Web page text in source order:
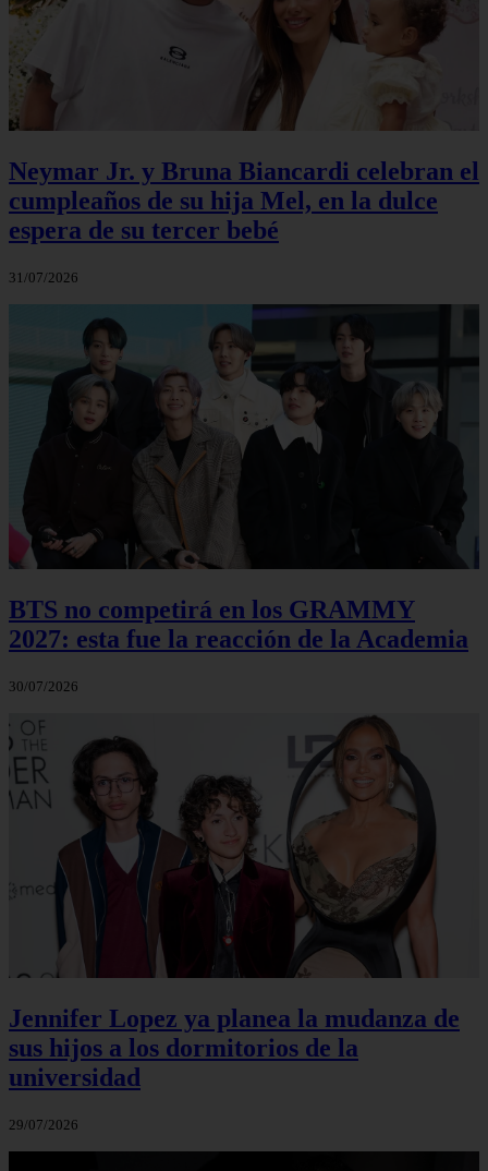
Neymar Jr. y Bruna Biancardi celebran el
cumpleaños de su hija Mel, en la dulce
espera de su tercer bebé
31/07/2026
BTS no competirá en los GRAMMY
2027: esta fue la reacción de la Academia
30/07/2026
Jennifer Lopez ya planea la mudanza de
sus hijos a los dormitorios de la
universidad
29/07/2026